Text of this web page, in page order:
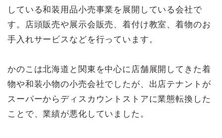
している和装用品小売事業を展開している会社で
す。店頭販売や展示会販売、着付け教室、着物のお
手入れサービスなどを行っています。
かのこは北海道と関東を中心に店舗展開してきた着
物や和装小物の小売会社でしたが、出店テナントが
スーパーからディスカウントストアに業態転換した
ことで、業績が悪化していました。